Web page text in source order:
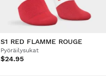
S1 RED FLAMME ROUGE
Pyöräilysukat
$24.95